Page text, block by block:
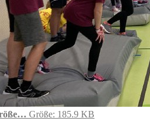
Größe: 185.9 KB